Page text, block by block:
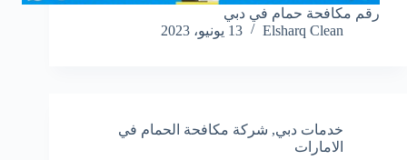
رقم مكافحة حمام في دبي
Elsharq Clean
13 يونيو، 2023
خدمات دبي, شركة مكافحة الحمام في
الامارات